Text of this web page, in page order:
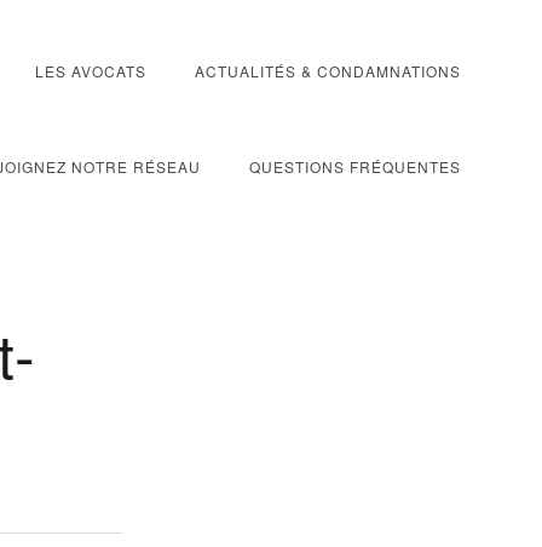
LES AVOCATS ACTUALITÉS & CONDAMNATIONS
NOTRE RÉSEAU QUESTIONS FRÉQUENTES